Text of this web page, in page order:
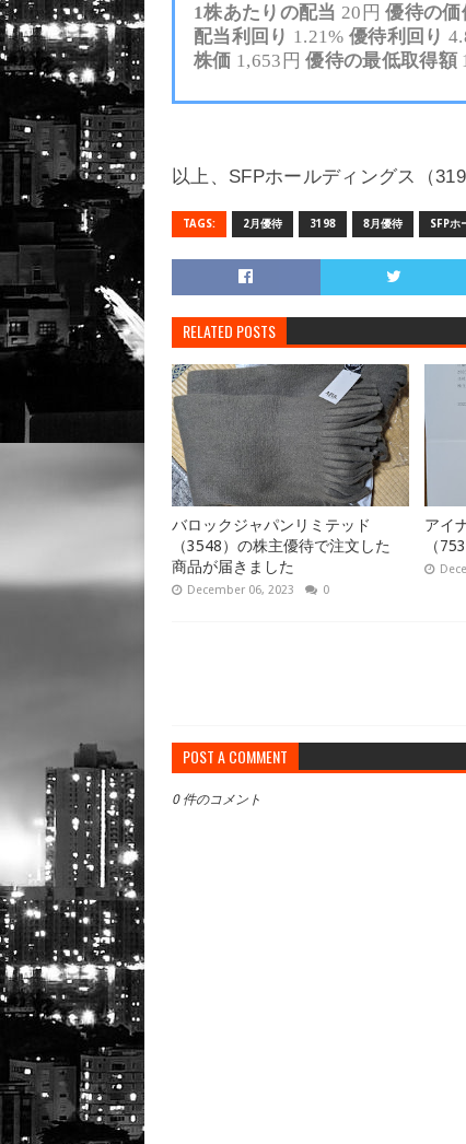
1株あたりの配当 20円優待の価
配当利回り 1.21%優待利回り
株価 1,653円優待の最低取得額
以上、SFPホールディングス（
TAGS: 2月優待 3198 8月優待 SFPホ
RELATED POSTS
バロックジャパンリミテッド
（3548）の株主優待で注文した
商品が届きました
December 06, 2023 0
アイ
（
POST A COMMENT
0 件のコメント